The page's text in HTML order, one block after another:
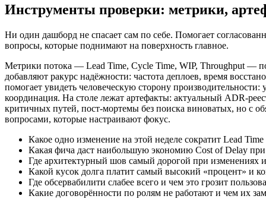
Инструменты проверки: метрики,
Ни один дашборд не спасает сам по себе. Помогает
вопросы, которые поднимают на поверхность главное.
Метрики потока — Lead Time, Cycle Time, WIP, Throughput —
добавляют ракурс надёжности: частота деплоев, время
помогает увидеть человеческую сторону
координация. На столе лежат артефакты: актуальный
критичных путей, пост‑мортемы без поиска виноватых, но с
вопросами, которые настраивают фокус.
Какое одно изменение на этой неделе сократит Lead
Какая фича даст наибольшую экономию Cost of Delay при
Где архитектурный шов самый дорогой при изменениях
Какой кусок долга платит самый высокий «процент» и
Где обсервабилити слабее всего и чем это грозит
Какие договорённости по ролям не работают и чем их